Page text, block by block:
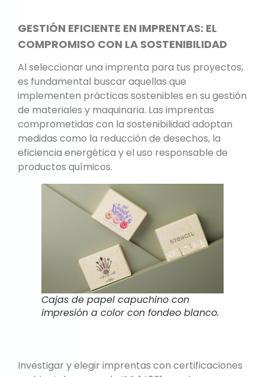
GESTIÓN EFICIENTE EN IMPRENTAS: EL
COMPROMISO CON LA SOSTENIBILIDAD
Al seleccionar una imprenta para tus proyectos,
es fundamental buscar aquellas que
implementen prácticas sostenibles en su gestión
de materiales y maquinaria. Las imprentas
comprometidas con la sostenibilidad adoptan
medidas como la reducción de desechos, la
eficiencia energética y el uso responsable de
productos químicos.
Cajas de papel capuchino con
impresión a color con fondeo blanco.
Investigar y elegir imprentas con certificaciones